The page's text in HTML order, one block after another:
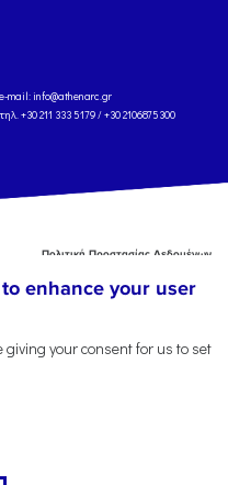
e-mail: info@athenarc.gr
τηλ. +30 211 333 5179 / +30 2106875300
Πολιτική Προστασίας Δεδομένων
Χρήσης
Αναφορά
enhance your user
giving your consent for us to set